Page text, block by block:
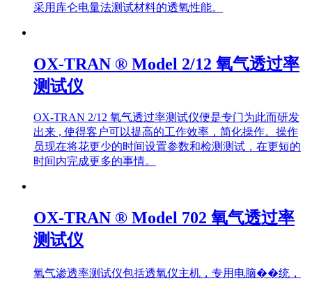
采用库仑电量法测试材料的透氧性能。
OX-TRAN ® Model 2/12 氧气透过率
测试仪
OX-TRAN 2/12 氧气透过率测试仪便是专门为此而研发
出来 , 使得客户可以提高的工作效率，简化操作。操作
员现在将花更少的时间设置参数和检测测试，在更短的
时间内完成更多的事情。
OX-TRAN ® Model 702 氧气透过率
测试仪
氧气渗透率测试仪包括透氧仪主机，专用电脑��统，